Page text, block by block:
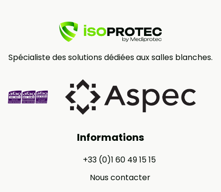
Spécialiste des solutions dédiées aux salles blanches.
Informations
+33 (0)1 60 49 15 15
Nous contacter